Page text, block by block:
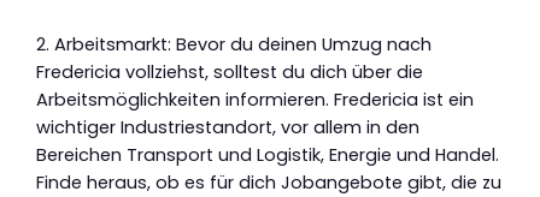
2. Arbeitsmarkt: Bevor du deinen Umzug nach
Fredericia vollziehst, solltest du dich über die
Arbeitsmöglichkeiten informieren. Fredericia ist ein
wichtiger Industriestandort, vor allem in den
Bereichen Transport und Logistik, Energie und Handel.
Finde heraus, ob es für dich Jobangebote gibt, die zu